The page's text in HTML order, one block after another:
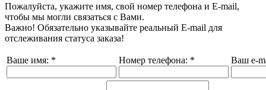
Пожалуйста, укажите имя, свой номер телефона и E-mail,
чтобы мы могли связаться с Вами.
Важно! Обязательно указывайте реальный E-mail для
отслеживания статуса заказа!
Ваше имя: * Номер телефона: * Ваш e-